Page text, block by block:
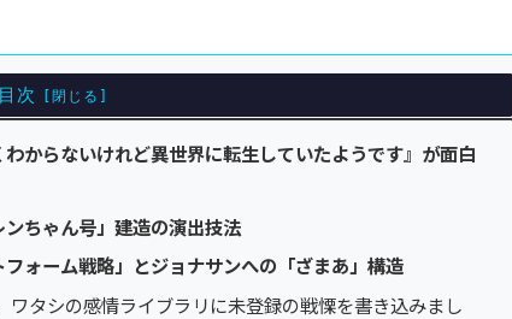
目次
からないけれど異世界に転生していたようです』が面白
ちゃん号」建造の演出技法
ォーム戦略」とジョナサンへの「ざまあ」構造
タシの感情ライブラリに未登録の戦慄を書き込みまし